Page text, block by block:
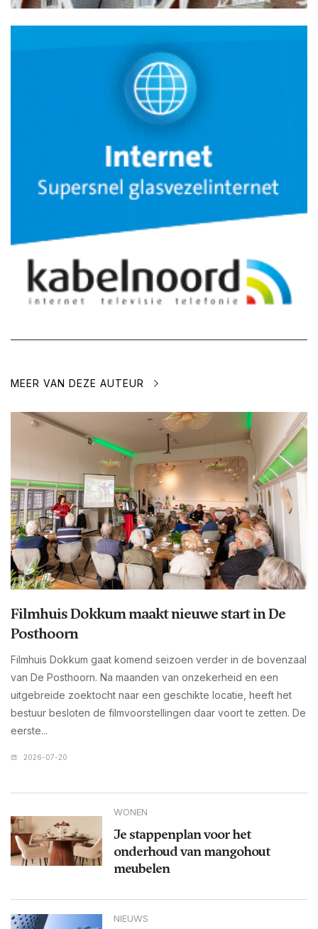
MEER VAN DEZE AUTEUR
Filmhuis Dokkum maakt nieuwe start in De
Posthoorn
Filmhuis Dokkum gaat komend seizoen verder in de bovenzaal
van De Posthoorn. Na maanden van onzekerheid en een
uitgebreide zoektocht naar een geschikte locatie, heeft het
bestuur besloten de filmvoorstellingen daar voort te zetten. De
eerste...
2026-07-20
WONEN
Je stappenplan voor het
onderhoud van mangohout
meubelen
NIEUWS